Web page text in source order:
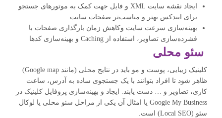
ایجاد نقشه سایت XML و فایل جهت کمک به موتورهای جستجو
برای ایندکس بهتر و مناسب‌تر صفحات سایت
بهینه‌سازی سرعت سایت وکاهش زمان بارگذاری صفحات با
فشرده‌سازی تصاویر، استفاده از Caching و بهینه‌سازی کدها
سئو محلی
کلینیک زیبایی، پوست و مو باید در نتایج محلی (مانند Google map)
ظاهر ‌شود تا افراد بتوانند با یک جستجوی ساده به آدرس، ساعت
کاری، تصاویر و … دست یابند. ایجاد و بهینه‌سازی پروفایل کلینیک در
Google My Business یا امثال آن یکی از مراحل سئو محلی یا لوکال
سئو (Local SEO) است.